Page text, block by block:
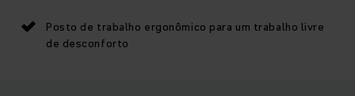
Posto de trabalho ergonômico para um trabalho livre
de desconforto